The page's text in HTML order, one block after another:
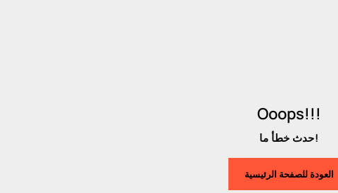
Ooops!!!
حدث خطأ ما!
العودة للصفحة الرئيسية